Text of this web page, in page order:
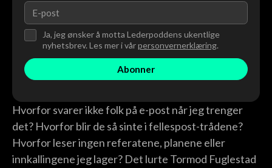
Ja, jeg ønsker å motta Lederpoddens ukentlige
nyhetsbrev. Les mer i vårpersonvernerklæring.
Hvorfor svarer ikke folk på e-post når jeg trenger
det? Hvorfor blir de så sinte i fellespost-trådene?
Hvorfor leser ingen referatene, planene eller
innkallingene jeg lager? Det lurte Tormod Fuglestad